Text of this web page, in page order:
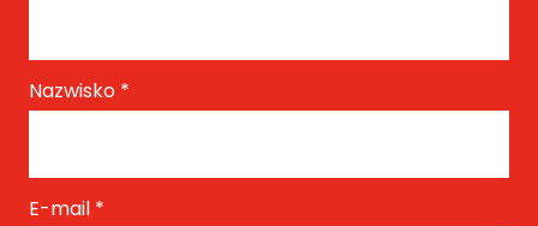
Nazwisko *
E-mail *